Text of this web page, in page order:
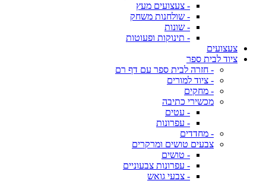
- צעצועים מעץ
- שולחנות משחק
- שונות
- תינוקות ופעוטות
צעצועים
ציוד לבית ספר
- חזרה לבית ספר עם דף רם
- ציוד למורים
- מחקים
מכשירי כתיבה
- עטים
- עפרונות
- מחדדים
צבעים טושים ומרקרים
- טושים
- עפרונות צבעוניים
- צבעי גואש